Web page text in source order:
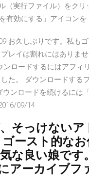
（実行ファイル）をク
有効にする」アイコンを
お久しぶりです。私も
レイは割れにはありま
ロードするにはアフィ
た。 ダウンロードする
ンロードを続けるには
09/14
そっけない
ースト的な
な良い娘で
アーカイブフ